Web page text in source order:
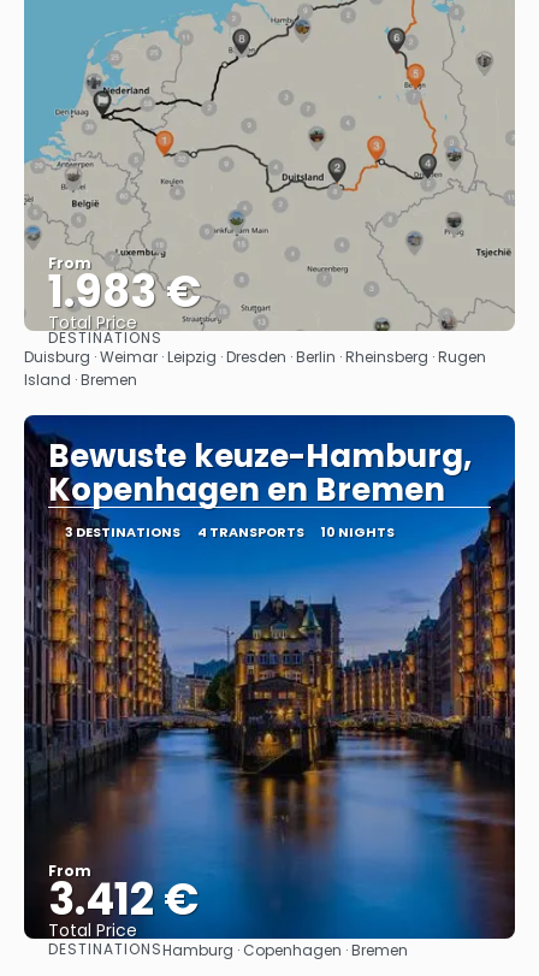
From
1.983 €
Total Price
See
DESTINATIONS
Duisburg · Weimar · Leipzig · Dresden · Berlin · Rheinsberg · Rugen
Island · Bremen
Bewuste keuze-Hamburg,
Kopenhagen en Bremen
3 DESTINATIONS 4 TRANSPORTS 10 NIGHTS
From
3.412 €
Total Price
See
DESTINATIONSHamburg · Copenhagen · Bremen